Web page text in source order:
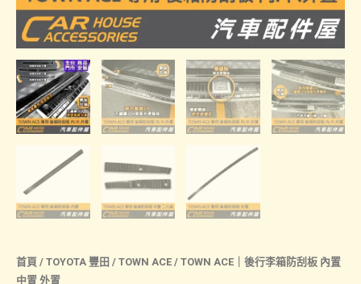
首頁 / TOYOTA 豐田 / TOWN ACE / TOWN ACE｜後行李箱防刮板 內置
中置 外置